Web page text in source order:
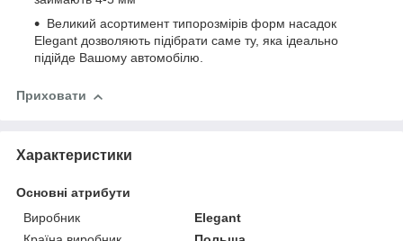
Великий асортимент типорозмірів форм насадок
Elegant дозволяють підібрати саме ту, яка ідеально
підійде Вашому автомобілю.
Приховати
Характеристики
Основні атрибути
Виробник
Elegant